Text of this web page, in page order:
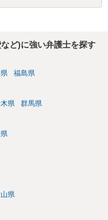
ど)に強い弁護士を探す
福島県
県 群馬県
県